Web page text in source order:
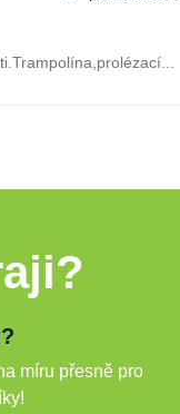
míru přesně pro